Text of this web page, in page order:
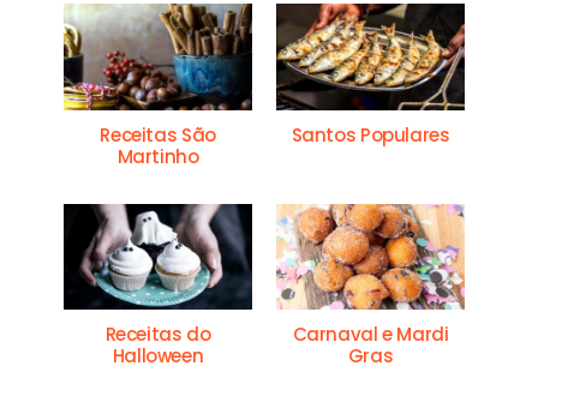
Receitas São
Martinho
Santos Populares
Receitas do
Halloween
Carnaval e Mardi
Gras